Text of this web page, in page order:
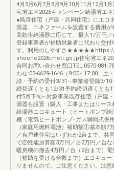
4月5月6月7月8月9月10月11月12月1
宅省エネ2026キャンペーン給湯省エネ
●既存住宅（戸建・共同住宅）にエコ
湯器、エネファームを設置する費用
高効率給湯器に応じて、最大17万円
登録事業者が補助対象者に代わり交付
す。利用のしやすさ
shoene2026.meti.go.jp住宅省エネ
合同お問い合わせ窓口TEL:0570-081-
わせ:03-6629-1646（9:00∼17:00、土
請・予約の受付3/31∼事業者登録3/
締切遅くとも12/31予約締切遅くとも
付5月下旬∼対象事業既存住宅（戸建
湯器を設置（購入・工事またはリー
給湯器エコキュート（ヒートポンプ
機（電気ヒートポンプ･ガス瞬間式併
（家庭用燃料電池）補助額①基本額7
／台戸建住宅はいずれか2台まで、共
で②性能加算額3万円／台2万円／台
暖房機の撤去4万円／台（2台まで）
（補助を受ける台数まで）エコキュ
りませんので、ご注意ください。注